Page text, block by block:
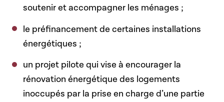
soutenir et accompagner les ménages ;
le préfinancement de certaines installations
énergétiques ;
un projet pilote qui vise à encourager la
rénovation énergétique des logements
inoccupés par la prise en charge d’une partie